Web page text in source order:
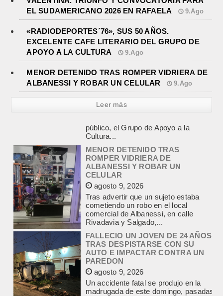
EL SUDAMERICANO 2026 EN RAFAELA
9.Ago
«RADIODEPORTES´76», SUS 50 AÑOS.
EXCELENTE CAFE LITERARIO DEL GRUPO DE
APOYO A LA CULTURA
9.Ago
MENOR DETENIDO TRAS ROMPER VIDRIERA DE
ALBANESSI Y ROBAR UN CELULAR
9.Ago
Leer más
MENOR DETENIDO TRAS
ROMPER VIDRIERA DE
ALBANESSI Y ROBAR UN
CELULAR
agosto 9, 2026
Tras advertir que un sujeto estaba
cometiendo un robo en el local
comercial de Albanessi, en calle
Rivadavia y Salgado,...
FALLECIO UN JOVEN DE 24 AÑOS
TRAS DESPISTARSE CON SU
AUTO E IMPACTAR CONTRA UN
PAREDON
agosto 9, 2026
Un accidente fatal se produjo en la
madrugada de este domingo, pasadas
las 6,30, en Yrigoyen entre
Mastropietro y Angueira....